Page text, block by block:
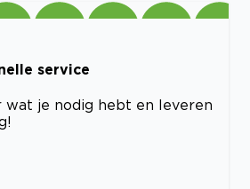
service
wat je nodig hebt en leveren